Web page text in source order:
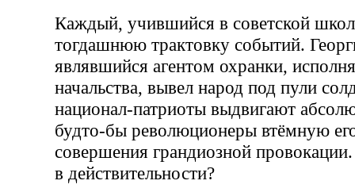
Каждый, учившийся в советской
тогдашнюю трактовку событий.
являвшийся агентом охранки,
начальства, вывел народ под пули
национал-патриоты выдвигают
будто-бы революционеры втёмную
совершения грандиозной
в действительности?